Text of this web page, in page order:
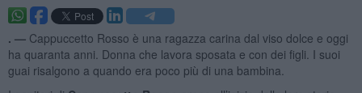
. — Cappuccetto Rosso è una ragazza carina dal viso dolce e oggi
ha quaranta anni. Donna che lavora sposata e con dei figli. I suoi
guai risalgono a quando era poco più di una bambina.